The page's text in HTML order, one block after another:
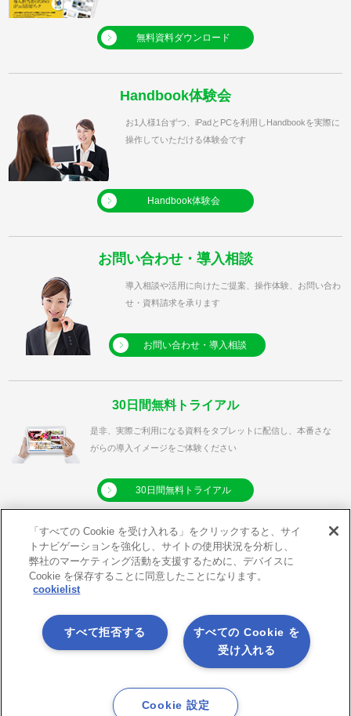
無料資料ダウンロード
Handbook体験会
お1人様1台ずつ、iPadとPCを利用しHandbookを実際に
操作していただける体験会です
Handbook体験会
お問い合わせ・導入相談
導入相談や活用に向けたご提案、操作体験、お問い合わ
せ・資料請求を承ります
お問い合わせ・導入相談
30日間無料トライアル
是非、実際ご利用になる資料をタブレットに配信し、本番さな
がらの導入イメージをご体験ください
30日間無料トライアル
利用規約 プライバシーポリシー
クッキーポリシー
メールマガジン解除 サイトマップ
アプリダウンロード
Youtube
「すべての Cookie を受け入れる」をクリックすると、サイ
トナビゲーションを強化し、サイトの使用状況を分析し、
弊社のマーケティング活動を支援するために、デバイスに
Cookie を保存することに同意したことになります。
cookielist
すべての Cookie を
受け入れる
すべて拒否する
Cookie 設定